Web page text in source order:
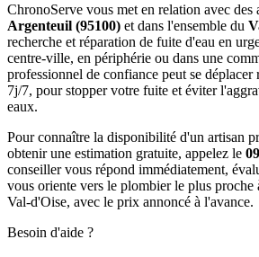
ChronoServe vous met en relation avec des
Argenteuil (95100) et dans l'ensemble du
recherche et réparation de fuite d'eau en
centre-ville, en périphérie ou dans une
professionnel de confiance peut se déplacer
7j/7, pour stopper votre fuite et éviter
eaux.
Pour connaître la disponibilité d'un artisan
obtenir une estimation gratuite, appelez le
conseiller vous répond immédiatement,
vous oriente vers le plombier le plus proche
Val-d'Oise, avec le prix annoncé à l'avance.
Besoin d'aide ?